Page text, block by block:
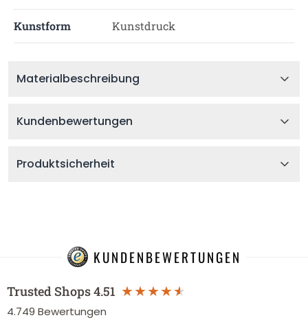
Kunstform Kunstdruck
Materialbeschreibung
Kundenbewertungen
Produktsicherheit
KUNDENBEWERTUNGEN
Trusted Shops4.51
4.749 Bewertungen